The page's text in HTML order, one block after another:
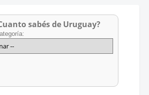
sabés de Uruguay?